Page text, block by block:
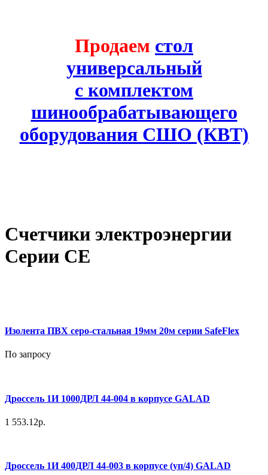
Продаем стол
универсальный
с комплектом
шинообрабатывающего
оборудования СШО (КВТ)
Счетчики электроэнергии
Серии СЕ
Изолента ПВХ серо-стальная 19мм 20м серии SafeFlex
По запросу
Дроссель 1И 1000ДРЛ 44-004 в корпусе GALAD
1 553.12р.
Дроссель 1И 400ДРЛ 44-003 в корпусе (уп/4) GALAD